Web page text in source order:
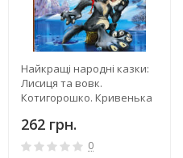
Найкращі народні казки:
Лисиця та вовк.
Котигорошко. Кривенька
262 грн.
0